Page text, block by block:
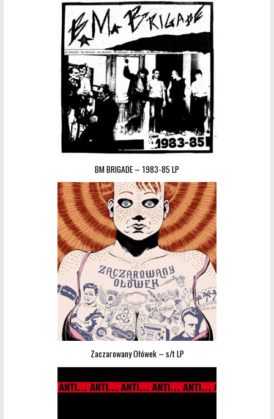
BM BRIGADE – 1983-85 LP
Zaczarowany Ołówek – s/t LP